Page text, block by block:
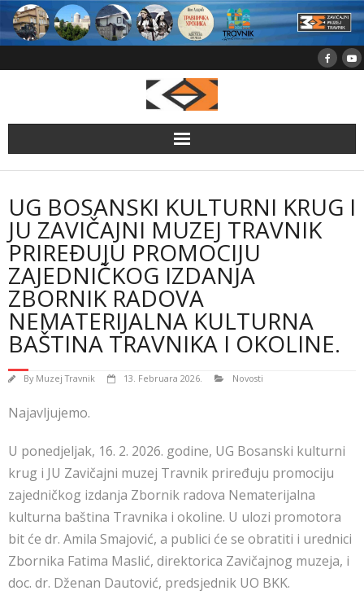
Skip
content
UG BOSANSKI KULTURNI KRUG I
JU ZAVIČAJNI MUZEJ TRAVNIK
PRIREĐUJU PROMOCIJU
ZAJEDNIČKOG IZDANJA
ZBORNIK RADOVA
NEMATERIJALNA KULTURNA
BAŠTINA TRAVNIKA I OKOLINE.
By Muzej Travnik 13. Februara 2026. Novosti
Najavljujemo.
U ponedjeljak, 16. 2. 2026. godine, UG Bosanski kulturni
krug i JU Zavičajni muzej Travnik priređuju promociju
zajedničkog izdanja Zbornik radova Nematerijalna
kulturna baština Travnika i okoline. U ulozi promotora
bit će dr. Amila Smajović, a publici će se obratiti i urednici
Zbornika Fatima Maslić, direktorica Zavičajnog muzeja, i
doc. dr. Dženan Dautović, predsjednik UO BKK.